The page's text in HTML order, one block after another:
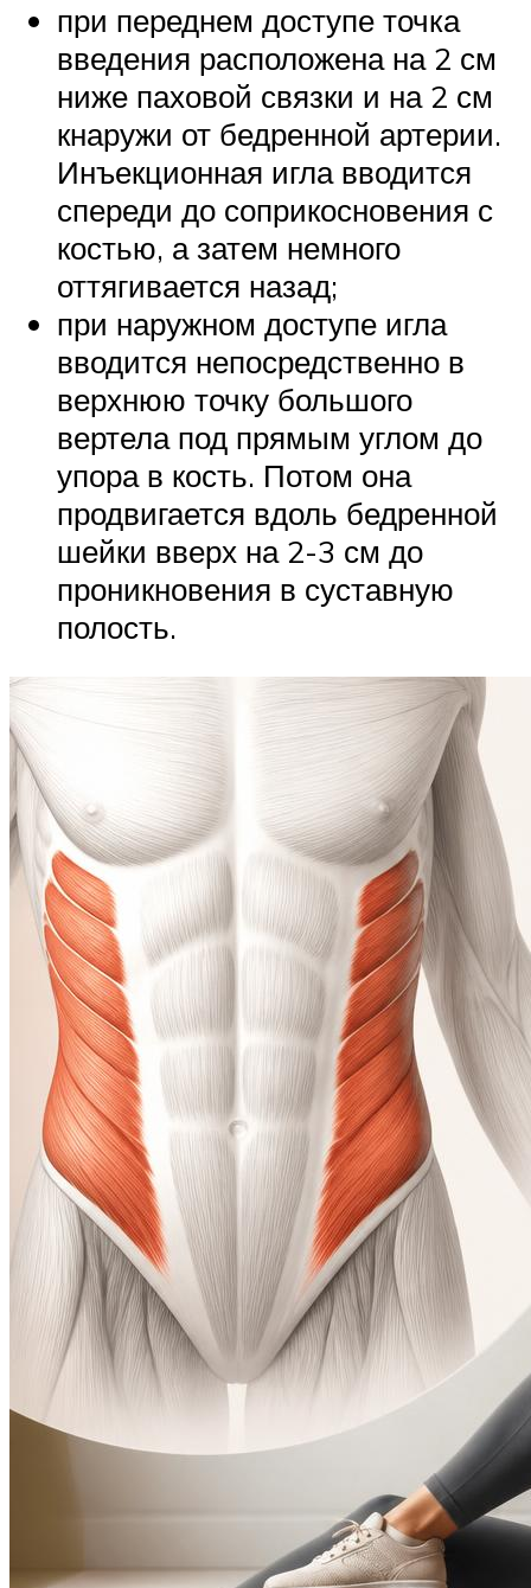
при переднем доступе точка
введения расположена на 2 см
ниже паховой связки и на 2 см
кнаружи от бедренной артерии.
Инъекционная игла вводится
спереди до соприкосновения с
костью, а затем немного
оттягивается назад;
при наружном доступе игла
вводится непосредственно в
верхнюю точку большого
вертела под прямым углом до
упора в кость. Потом она
продвигается вдоль бедренной
шейки вверх на 2-3 см до
проникновения в суставную
полость.